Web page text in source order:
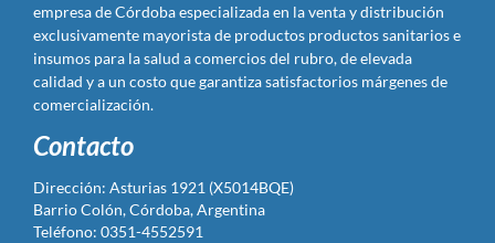
empresa de Córdoba especializada en la venta y distribución
exclusivamente mayorista de productos productos sanitarios e
insumos para la salud a comercios del rubro, de elevada
calidad y a un costo que garantiza satisfactorios márgenes de
comercialización.
Contacto
Dirección: Asturias 1921 (X5014BQE)
Barrio Colón, Córdoba, Argentina
Teléfono: 0351-4552591